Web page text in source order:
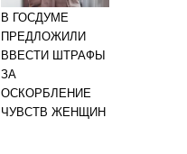
В ГОСДУМЕ
ПРЕДЛОЖИЛИ
ВВЕСТИ ШТРАФЫ
ЗА
ОСКОРБЛЕНИЕ
ЧУВСТВ ЖЕНЩИН